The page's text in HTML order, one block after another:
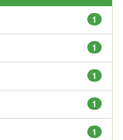
1
1
1
1
1